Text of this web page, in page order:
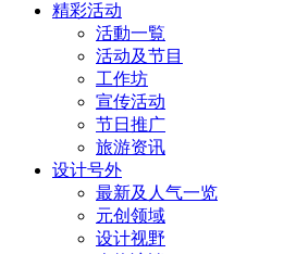
精彩活动
活動一覧
活动及节目
工作坊
宣传活动
节日推广
旅游资讯
设计号外
最新及人气一览
元创领域
设计视野